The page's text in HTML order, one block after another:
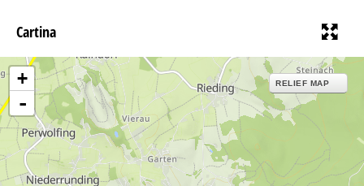
Cartina
+
-
RELIEF MAP